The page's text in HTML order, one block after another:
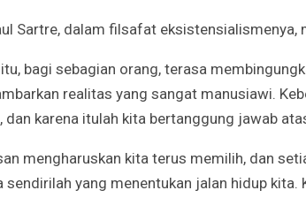
Sartre, dalam filsafat eksistensialismenya,
bagi sebagian orang, terasa
realitas yang sangat manusiawi.
dan karena itulah kita bertanggung jawab
mengharuskan kita terus memilih, dan
sendirilah yang menentukan jalan hidup